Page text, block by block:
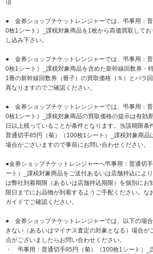
項
● 金券ショップチケットレンジャーでは、弔事用：
0枚1シート）_課税対象商品を1枚から高価買取して
し込み下さい。
● 金券ショップチケットレンジャーでは、弔事用：
0枚1シート）_課税対象商品を含めた新幹線回数券・
1冊の新幹線回数券（冊子）の買取価格（％）とバラ
異なりますのでご確認ください。
● 金券ショップチケットレンジャーでは、弔事用：
0枚1シート）_課税対象商品の買取価格の提示は有効
日以上残っていることが条件となります。当該期限条
普通切手85円（菊）（100枚1シート）_課税対象商品
場合がございますので事前にお問い合わせください。
●金券ショップチケットレンジャーへ弔事用：普通切
ート）_課税対象商品をご送付あるいは店舗持込によ
は弊社到着期限（あるいは店舗持込期限）を個別にお
限日までにお品物が到着するようご手配ください。な
ガイドでご確認ください。
● 金券ショップチケットレンジャーでは、以下の場
きない（あるいはマイナス査定の対象となる）場合が
点がございましたらお問い合わせください。
・ 弔事用：普通切手85円（菊）（100枚1シート）_